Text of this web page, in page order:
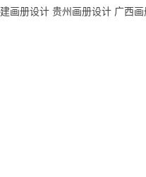
建画册设计 贵州画册设计 广西